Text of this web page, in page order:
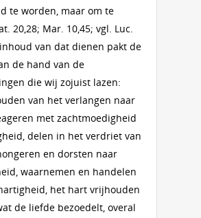
te worden, maar om te
20,28; Mar. 10,45; vgl. Luc.
van dat dienen pakt de
de hand van de
die wij zojuist lazen:
van het verlangen naar
met zachtmoedigheid
delen in het verdriet van
en dorsten naar
waarnemen en handelen
het hart vrijhouden
de liefde bezoedelt, overal